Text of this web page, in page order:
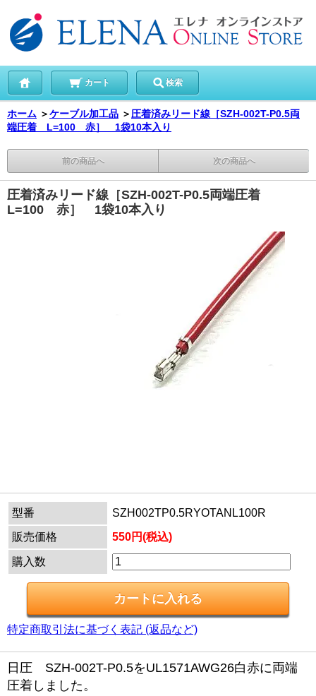
カート 検索
ホーム ＞ケーブル加工品 ＞ 圧着済みリード線［SZH-002T-P0.5両
端圧着 L=100 赤］ 1袋10本入り
前の商品へ 次の商品へ
圧着済みリード線［SZH-002T-P0.5両端圧着
L=100 赤］ 1袋10本入り
型番
SZH002TP0.5RYOTANL100R
販売価格
550円(税込)
購入数
特定商取引法に基づく表記 (返品など)
日圧 SZH-002T-P0.5をUL1571AWG26白赤に両端
圧着しました。